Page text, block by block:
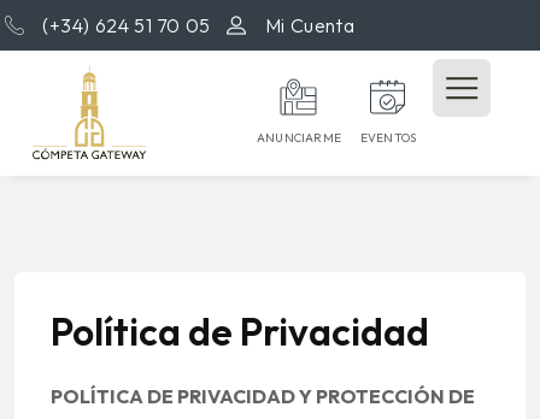
(+34) 624 51 70 05 Mi Cuenta
EVENTOS
ANUNCIARME
Política de Privacidad
POLÍTICA DE PRIVACIDAD Y PROTECCIÓN DE